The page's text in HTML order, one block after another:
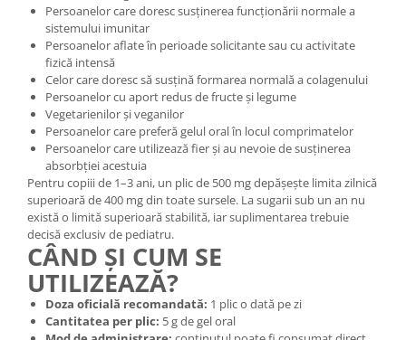
Persoanelor care doresc susținerea funcționării normale a
sistemului imunitar
Persoanelor aflate în perioade solicitante sau cu activitate
fizică intensă
Celor care doresc să susțină formarea normală a colagenului
Persoanelor cu aport redus de fructe și legume
Vegetarienilor și veganilor
Persoanelor care preferă gelul oral în locul comprimatelor
Persoanelor care utilizează fier și au nevoie de susținerea
absorbției acestuia
Pentru copiii de 1–3 ani, un plic de 500 mg depășește limita zilnică
superioară de 400 mg din toate sursele. La sugarii sub un an nu
există o limită superioară stabilită, iar suplimentarea trebuie
decisă exclusiv de pediatru.
CÂND ȘI CUM SE
UTILIZEAZĂ?
Doza oficială recomandată: 1 plic o dată pe zi
Cantitatea per plic: 5 g de gel oral